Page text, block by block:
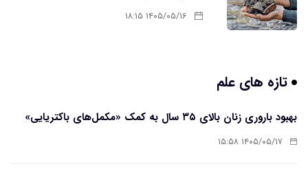
۱۴۰۵/۰۵/۱۶ ۱۸:۱۵
تازه های علم
بهبود باروری زنان بالای ۳۵ سال به کمک «مکمل‌های باکتریایی»
۱۴۰۵/۰۵/۱۷ ۱۵:۵۸